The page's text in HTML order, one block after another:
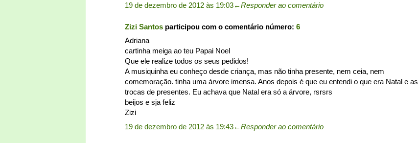
19 de dezembro de 2012 às 19:03←Responder ao comentário
Zizi Santos participou com o comentário número: 6
Adriana
cartinha meiga ao teu Papai Noel
Que ele realize todos os seus pedidos!
A musiquinha eu conheço desde criança, mas não tinha presente, nem ceia, nem
comemoração. tinha uma árvore imensa. Anos depois é que eu entendi o que era Natal e as
trocas de presentes. Eu achava que Natal era só a árvore, rsrsrs
beijos e sja feliz
Zizi
19 de dezembro de 2012 às 19:43←Responder ao comentário